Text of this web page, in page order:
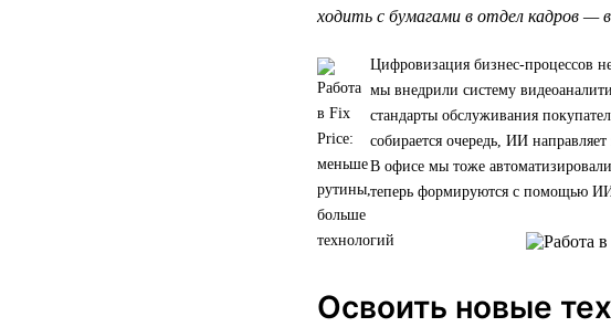
ходить с бумагами в отдел кадров —
Цифровизация бизнес-процессов
мы внедрили систему
стандарты обслуживания
собирается очередь, ИИ
В офисе мы тоже
теперь формируются с помощью
Освоить новые